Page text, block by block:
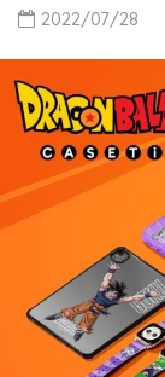
2022/07/28